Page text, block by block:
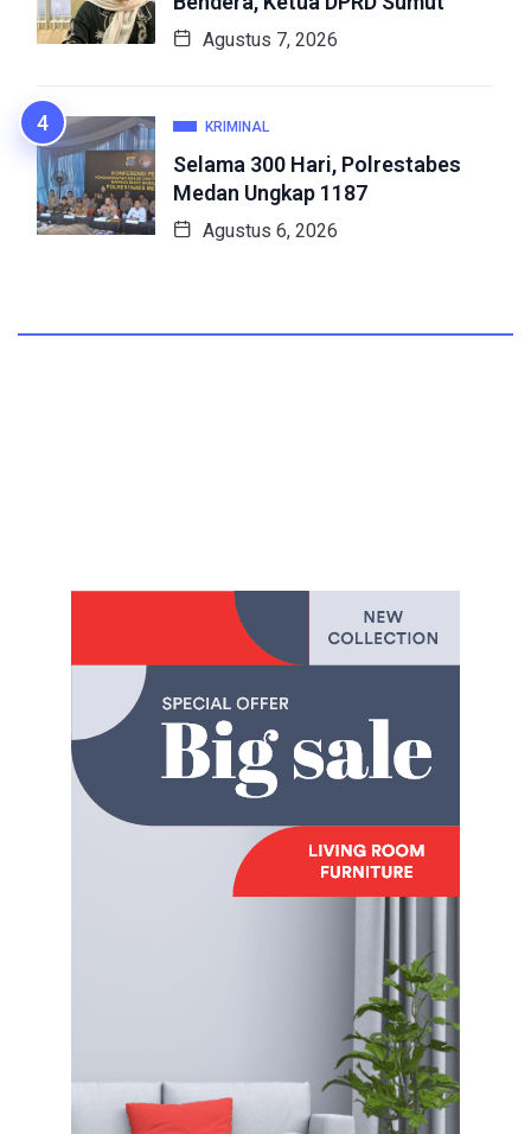
Agustus 7, 2026
KRIMINAL
Selama 300 Hari, Polrestabes
Medan Ungkap 1187
Agustus 6, 2026